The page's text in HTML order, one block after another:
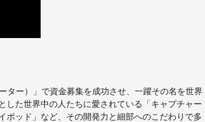
ター）」で資金募集を成功させ、一躍その名を世界
した世界中の人たちに愛されている「キャプチャー
ポッド」など、その開発力と細部へのこだわりで多